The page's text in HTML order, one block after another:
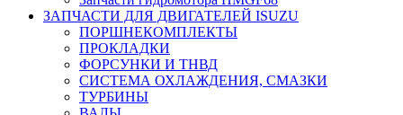
ЗАПЧАСТИ ДЛЯ ДВИГАТЕЛЕЙ ISUZU
ПОРШНЕКОМПЛЕКТЫ
ПРОКЛАДКИ
ФОРСУНКИ И ТНВД
СИСТЕМА ОХЛАЖДЕНИЯ, СМАЗКИ
ТУРБИНЫ